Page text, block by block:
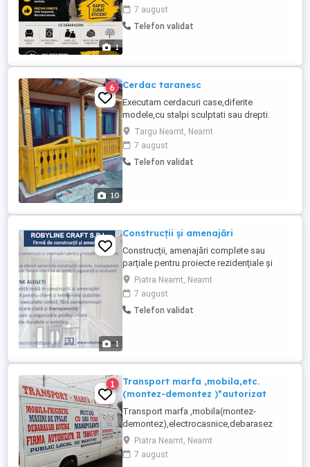
1
casă, un garaj, o pivniță sau un spațiu
comercial? Oferim servicii de debarasare
rapide și serioase în Piatra Neamț și
7 august
Telefon validat
10
6 Cerdac taranesc
Executam cerdacuri case,diferite
modele,cu stalpi sculptati sau drepti.
Targu Neamt, Neamt
7 august
Telefon validat
1
Construcții și amenajări
Construcții, amenajări complete sau
parțiale pentru proiecte rezidențiale și
comerciale Intervenții rapide Zugrăveli și
finisaje Placări, rigips, parchet, termopane
Instalații apă, sanitare, termice
Piatra Neamt, Neamt
7 august
Telefon validat
1
Transport marfa ,mobila,etc.
(montez-demontez )*autorizat
Transport marfa ,mobila(montez-
demontez),electrocasnice,debarasez
garaje, etc.Cu sau fara manipulanti.
Profesionalism si seriozitate la dispozitia
dumneavoastra!
Piatra Neamt, Neamt
7 august